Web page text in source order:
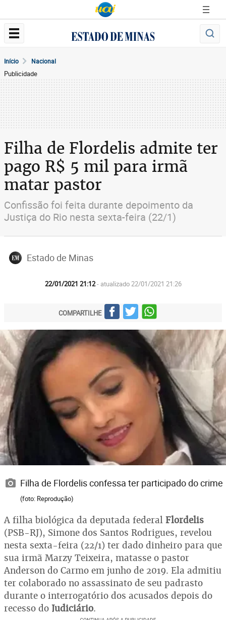
Início Nacional
Publicidade
Filha de Flordelis admite ter
pago R$ 5 mil para irmã
matar pastor
Confissão foi feita durante depoimento da
Justiça do Rio nesta sexta-feira (22/1)
Estado de Minas
22/01/2021 21:12- atualizado 22/01/2021 21:26
COMPARTILHE
Filha de Flordelis confessa ter participado do crime
(foto: Reprodução)
A filha biológica da deputada federal Flordelis
(PSB-RJ), Simone dos Santos Rodrigues, revelou
nesta sexta-feira (22/1) ter dado dinheiro para que
sua irmã Marzy Teixeira, matasse o pastor
Anderson do Carmo em junho de 2019. Ela admitiu
ter colaborado no assassinato de seu padrasto
durante o interrogatório dos acusados depois do
recesso do Judiciário.